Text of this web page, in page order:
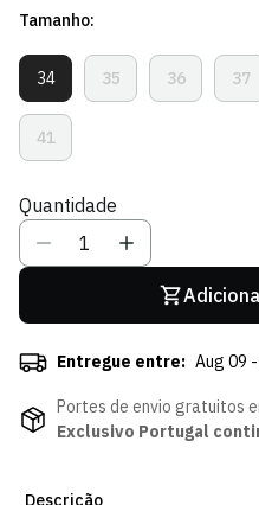
venda
Tamanho:
34
Variante
Esgotada
Ou
Indisponível
35Variante
Esgotada
36
Variante
Esgotada
37
41
Variante
Esgotada
Indisponível
Quantidade
Entregue entre: Aug 09
Portes de envio gratuitos
Exclusivo Portugal
Descrição